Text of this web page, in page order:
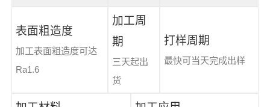
表面粗造度
加工表面粗造度可达
Ra1.6
加工周
期
三天起出
货
打样周期
最快可当天完成出样